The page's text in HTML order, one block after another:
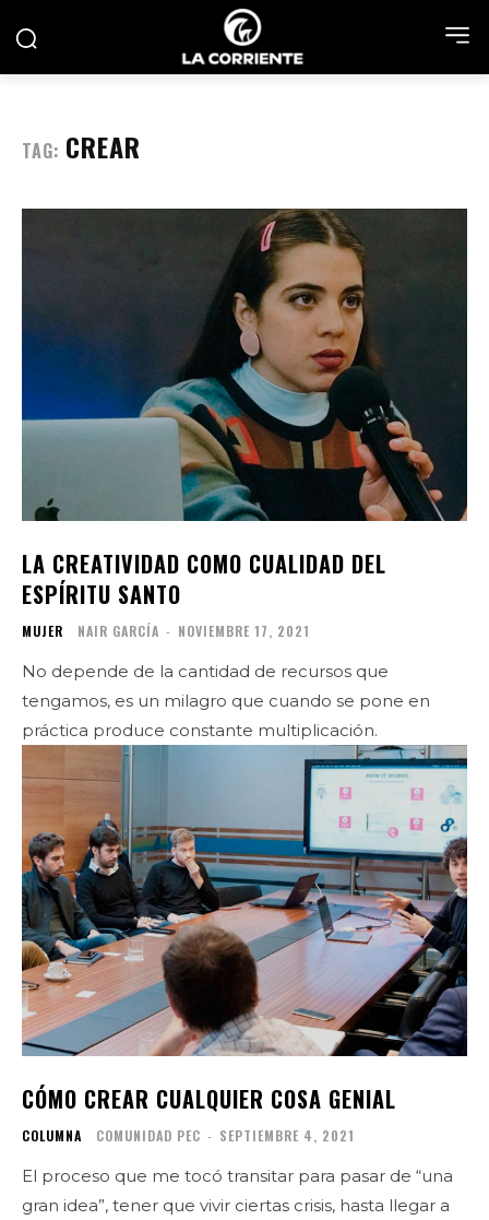
TAG: CREAR
LA CREATIVIDAD COMO CUALIDAD DEL
ESPÍRITU SANTO
MUJER NAIR GARCÍA - NOVIEMBRE 17, 2021
No depende de la cantidad de recursos que
tengamos, es un milagro que cuando se pone en
práctica produce constante multiplicación.
CÓMO CREAR CUALQUIER COSA GENIAL
COLUMNA COMUNIDAD PEC - SEPTIEMBRE 4, 2021
El proceso que me tocó transitar para pasar de “una
gran idea”, tener que vivir ciertas crisis, hasta llegar a